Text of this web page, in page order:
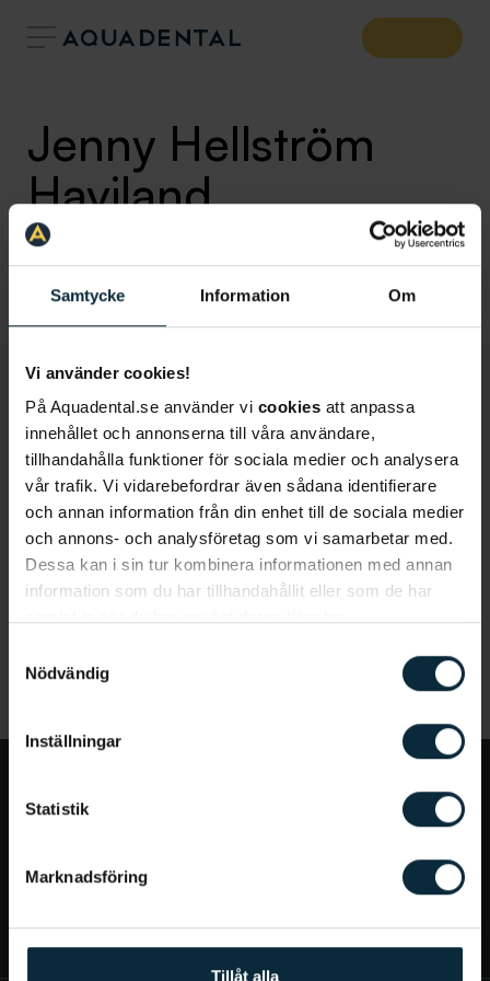
Samtycke Information Om
Vi använder cookies!
På Aquadental.se använder vi cookies att anpassa
innehållet och annonserna till våra användare,
tillhandahålla funktioner för sociala medier och analysera
vår trafik. Vi vidarebefordrar även sådana identifierare
och annan information från din enhet till de sociala medier
och annons- och analysföretag som vi samarbetar med.
Dessa kan i sin tur kombinera informationen med annan
information som du har tillhandahållit eller som de har
Nödvändig
Inställningar
Statistik
Marknadsföring
Tillåt alla
Jenny Hellström
Haviland
Tandtekniker
Jag vill...
Bra att veta
Mer om Aqua Dental